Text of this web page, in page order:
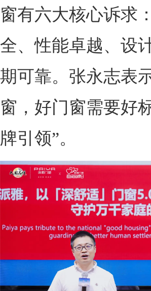
窗有六大核心诉求
全、性能卓越、设
期可靠。张永志表
窗，好门窗需要好
牌引领”。